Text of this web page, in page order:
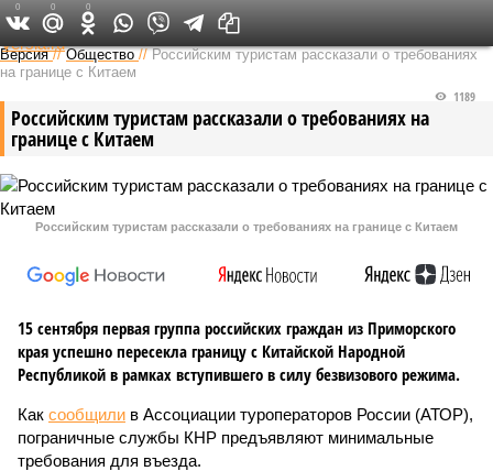
Федеральный выпуск
Версия //Общество //Российским туристам рассказали о требованиях
на границе с Китаем
Российским туристам рассказали о требованиях на
границе с Китаем
1189
Российским туристам рассказали о требованиях на границе с Китаем
15 сентября первая группа российских граждан из Приморского
края успешно пересекла границу с Китайской Народной
Республикой в рамках вступившего в силу безвизового режима.
Как сообщили в Ассоциации туроператоров России (АТОР),
пограничные службы КНР предъявляют минимальные
требования для въезда.
0 0 0